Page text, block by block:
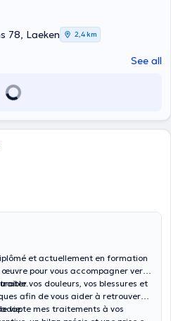
78, Laeken 2,4 km
See all
et actuellement en formation
pour vous accompagner vers
vos douleurs, vos blessures et
afin de vous aider à retrouver
vie.
mes traitements à vos